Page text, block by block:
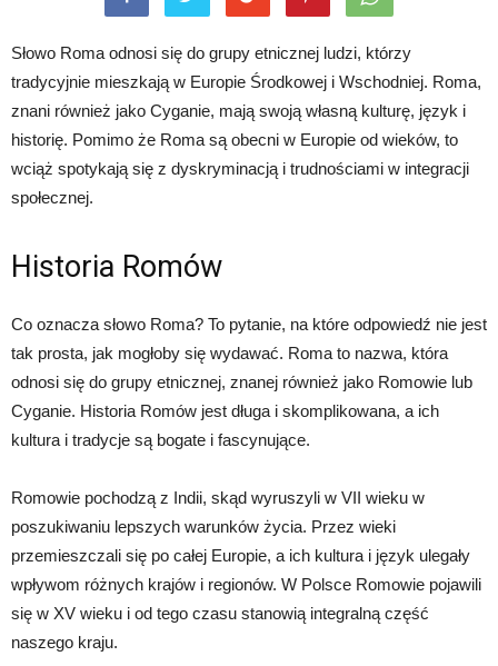
Słowo Roma odnosi się do grupy etnicznej ludzi, którzy
tradycyjnie mieszkają w Europie Środkowej i Wschodniej. Roma,
znani również jako Cyganie, mają swoją własną kulturę, język i
historię. Pomimo że Roma są obecni w Europie od wieków, to
wciąż spotykają się z dyskryminacją i trudnościami w integracji
społecznej.
Historia Romów
Co oznacza słowo Roma? To pytanie, na które odpowiedź nie jest
tak prosta, jak mogłoby się wydawać. Roma to nazwa, która
odnosi się do grupy etnicznej, znanej również jako Romowie lub
Cyganie. Historia Romów jest długa i skomplikowana, a ich
kultura i tradycje są bogate i fascynujące.
Romowie pochodzą z Indii, skąd wyruszyli w VII wieku w
poszukiwaniu lepszych warunków życia. Przez wieki
przemieszczali się po całej Europie, a ich kultura i język ulegały
wpływom różnych krajów i regionów. W Polsce Romowie pojawili
się w XV wieku i od tego czasu stanowią integralną część
naszego kraju.